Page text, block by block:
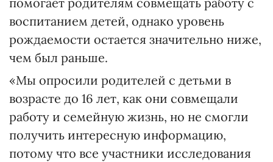
воспитанием детей, однако уровень
рождаемости остается значительно ниже,
чем был раньше.
«Мы опросили родителей с детьми в
возрасте до 16 лет, как они совмещали
работу и семейную жизнь, но не смогли
получить интересную информацию,
потому что все участники исследования